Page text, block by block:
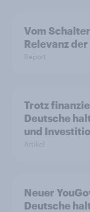
Vom
Relevanz
Report
Trotz
Deutsche
und
Artikel
Neuer
Deutsche